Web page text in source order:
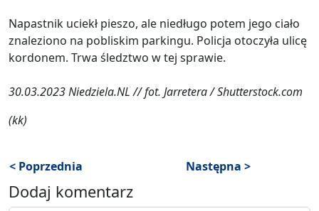
Napastnik uciekł pieszo, ale niedługo potem jego ciało
znaleziono na pobliskim parkingu. Policja otoczyła ulicę
kordonem. Trwa śledztwo w tej sprawie.
30.03.2023 Niedziela.NL // fot. Jarretera / Shutterstock.com
(kk)
< Poprzednia Następna >
Dodaj komentarz